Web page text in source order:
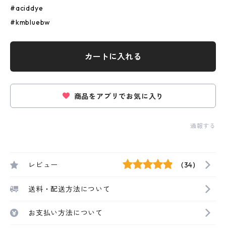
#aciddye
#kmbluebw
カートに入れる
商品をアプリでお気に入り
通報する
レビュー (34)
送料・配送方法について
お支払い方法について